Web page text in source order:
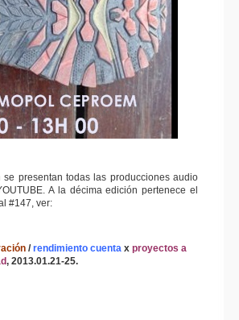
presentan todas las producciones audio
A la décima edición pertenece el
#147, ver:
/rendimiento cuentax proyectos a
, 2013.01.21-25.